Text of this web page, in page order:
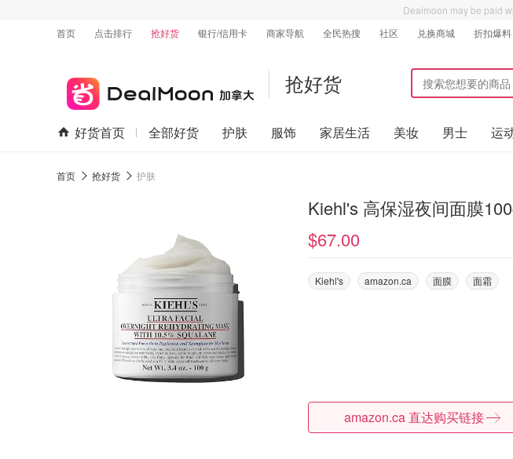
Dealmoon may be paid
首页
点击排行 抢好货 银行/信用卡 商家导航 全民热搜 社区 兑换商城 折扣爆料
抢好货
好货首页 全部好货 护肤 服饰 家居生活 美妆 男士 运
首页 抢好货 护肤
Kiehl's 高保湿夜间面膜
$67.00
Kiehl's amazon.ca 面膜 面霜
amazon.ca 直达购买链接